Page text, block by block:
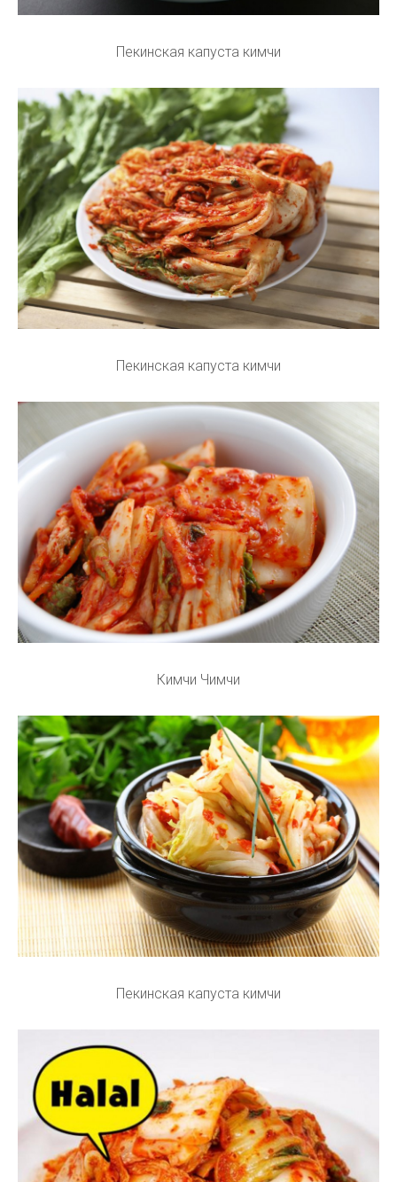
Пекинская капуста кимчи
Пекинская капуста кимчи
Кимчи Чимчи
Пекинская капуста кимчи